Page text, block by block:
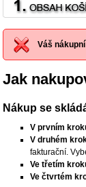
Váš
Jak
Nákup se
V prvním
V druhém
fakturační.
Ve třetím
Ve čtvrtém